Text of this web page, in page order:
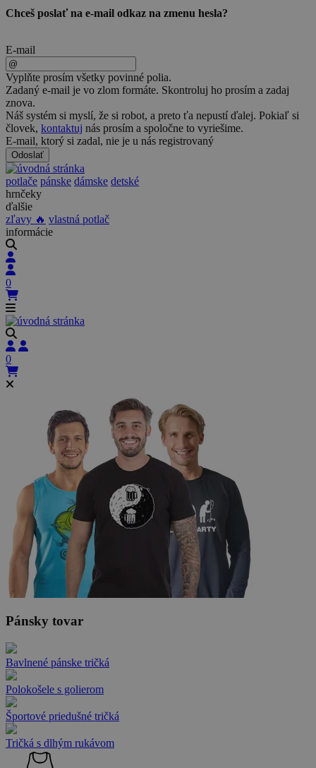
Chceš poslať na e-mail odkaz na zmenu hesla?
E-mail
Vyplňte prosím všetky povinné polia.
Zadaný e-mail je vo zlom formáte. Skontroluj ho prosím a zadaj
znova.
Náš systém si myslí, že si robot, a preto ťa nepustí ďalej. Pokiaľ si
človek, kontaktuj nás prosím a spoločne to vyriešime.
E-mail, ktorý si zadal, nie je u nás registrovaný
Odoslať
potlače pánske dámske detské
hrnčeky
ďalšie
zľavy 🔥 vlastná potlač
informácie
0
0
Pánsky tovar
Bavlnené pánske tričká
Polokošele s golierom
Športové priedušné tričká
Tričká s dlhým rukávom